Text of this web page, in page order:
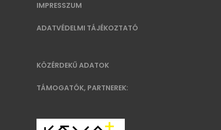
IMPRESSZUM
ADATVÉDELMI TÁJÉKOZTATÓ
KÖZÉRDEKŰ ADATOK
TÁMOGATÓK, PARTNEREK: